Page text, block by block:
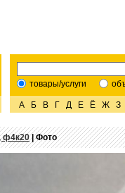
товары/услуги
А Б В Г Д Е Ё Ж З
ф4к20| Фото